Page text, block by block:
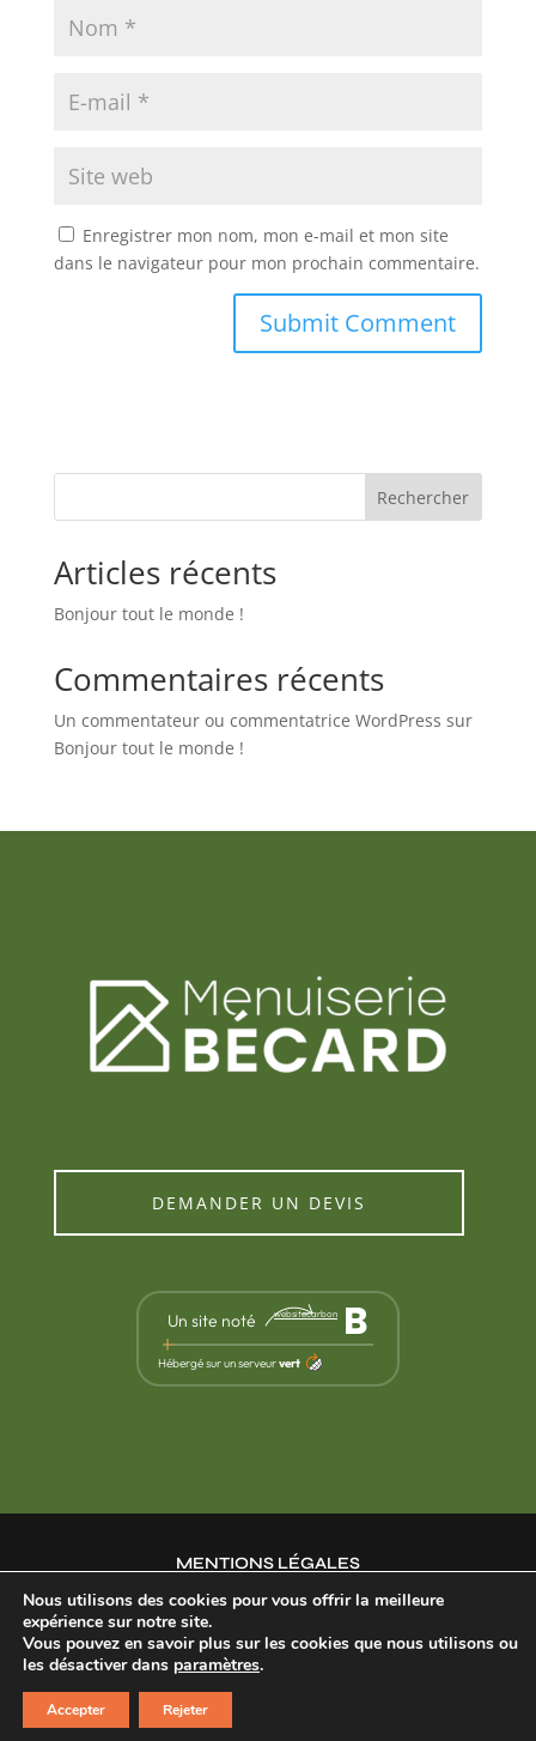
Enregistrer mon nom, mon e-mail et mon site
dans le navigateur pour mon prochain commentaire.
Rechercher
Articles récents
Bonjour tout le monde !
Commentaires récents
Un commentateur ou commentatrice WordPress sur
Bonjour tout le monde !
DEMANDER UN DEVIS
Un site noté websitecarbon B
Hébergé sur un serveurvert
MENTIONS LÉGALES
POLITIQUE DE CONFIDENTIALITÉ
©2025 Menuiserie
Becard
Nous utilisons des cookies pour vous offrir la meilleure
expérience sur notre site.
Vous pouvez en savoir plus sur les cookies que nous utilisons ou
les désactiver dans paramètres.
Accepter Rejeter